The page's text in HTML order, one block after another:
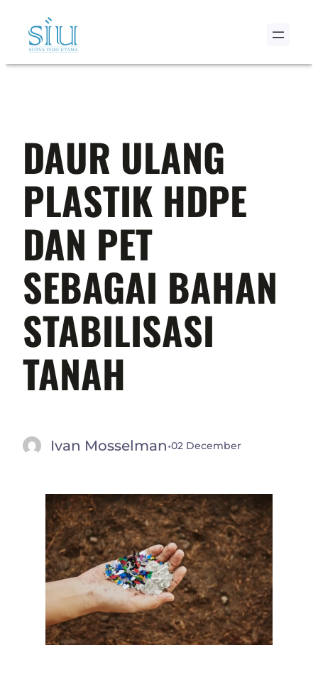
content
DAUR ULANG
PLASTIK HDPE
DAN PET
SEBAGAI BAHAN
STABILISASI
TANAH
Ivan Mosselman·02 December